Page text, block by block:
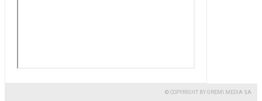
© COPYRIGHT BY GREMI MEDIA SA